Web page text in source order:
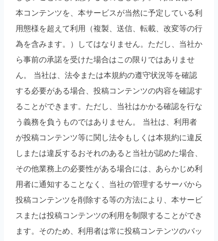
本コンテンツを、本サービスが当然に予定している利
用態様を超えて利用（複製、送信、転載、改変等の行
為を含みます。）してはなりません。ただし、当社か
ら事前の承諾を受けた場合はこの限りではありませ
ん。 当社は、法令または本規約の遵守状況等を確認
する必要がある場合、投稿コンテンツの内容を確認す
ることができます。ただし、当社はかかる確認を行な
う義務を負うものではありません。 当社は、利用者
が投稿コンテンツ等に関し法令もしくは本規約に違反
しまたは違反するおそれのあると当社が認めた場合、
その他業務上の必要性がある場合には、あらかじめ利
用者に通知することなく、当社の管理するサーバから
投稿コンテンツを削除する等の方法により、本サービ
スまたは投稿コンテンツの利用を制限することができ
ます。そのため、利用者は常に投稿コンテンツのバッ